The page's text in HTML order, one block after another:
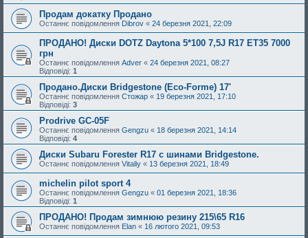
Продам докатку Продано
Останнє повідомлення Dibrov « 24 березня 2021, 22:09
ПРОДАНО! Диски DOTZ Daytona 5*100 7,5J R17 ET35 7000
грн
Останнє повідомлення Adver « 24 березня 2021, 08:27
Відповіді: 1
Продано.Диски Bridgestone (Eco-Forme) 17'
Останнє повідомлення Стожар « 19 березня 2021, 17:10
Відповіді: 3
Prodrive GC-05F
Останнє повідомлення Gengzu « 18 березня 2021, 14:14
Відповіді: 4
Диски Subaru Forester R17 с шинами Bridgestone.
Останнє повідомлення Vitaliy « 13 березня 2021, 18:49
michelin pilot sport 4
Останнє повідомлення Gengzu « 01 березня 2021, 18:36
Відповіді: 1
ПРОДАНО! Продам зимнюю резину 215\65 R16
Останнє повідомлення Elan « 16 лютого 2021, 09:53